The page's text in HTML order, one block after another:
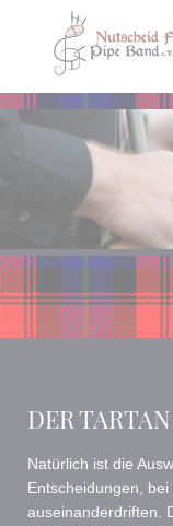
DER TARTAN
Natürlich ist die
Entscheidungen,
auseinanderdriften.